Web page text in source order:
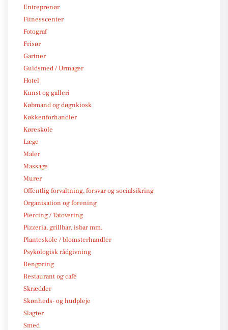
Entreprenør
Fitnesscenter
Fotograf
Frisør
Gartner
Guldsmed / Urmager
Hotel
Kunst og galleri
Købmand og døgnkiosk
Køkkenforhandler
Køreskole
Læge
Maler
Massage
Murer
Offentlig forvaltning, forsvar og socialsikring
Organisation og forening
Piercing / Tatovering
Pizzeria, grillbar, isbar mm.
Planteskole / blomsterhandler
Psykologisk rådgivning
Rengøring
Restaurant og café
Skrædder
Skønheds- og hudpleje
Slagter
Smed